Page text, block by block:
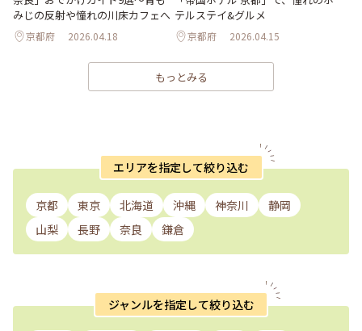
みじの反射や憧れの川床カフェへ
京都府 2026.04.18
テルステイ&グルメ
京都府 2026.04.15
もっとみる
エリアを指定して絞り込む
京都 東京 北海道 沖縄 神奈川
静岡
山梨
長野 奈良 鎌倉
ジャンルを指定して絞り込む